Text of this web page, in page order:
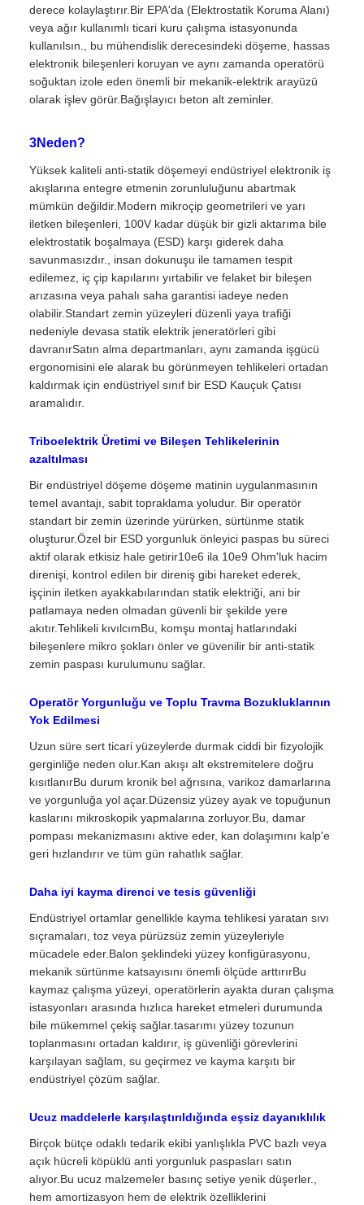
derece kolaylaştırır.Bir EPA'da (Elektrostatik Koruma Alanı)
veya ağır kullanımlı ticari kuru çalışma istasyonunda
kullanılsın., bu mühendislik derecesindeki döşeme, hassas
elektronik bileşenleri koruyan ve aynı zamanda operatörü
soğuktan izole eden önemli bir mekanik-elektrik arayüzü
olarak işlev görür.Bağışlayıcı beton alt zeminler.
3Neden?
Yüksek kaliteli anti-statik döşemeyi endüstriyel elektronik iş
akışlarına entegre etmenin zorunluluğunu abartmak
mümkün değildir.Modern mikroçip geometrileri ve yarı
iletken bileşenleri, 100V kadar düşük bir gizli aktarıma bile
elektrostatik boşalmaya (ESD) karşı giderek daha
savunmasızdır., insan dokunuşu ile tamamen tespit
edilemez, iç çip kapılarını yırtabilir ve felaket bir bileşen
arızasına veya pahalı saha garantisi iadeye neden
olabilir.Standart zemin yüzeyleri düzenli yaya trafiği
nedeniyle devasa statik elektrik jeneratörleri gibi
davranırSatın alma departmanları, aynı zamanda işgücü
ergonomisini ele alarak bu görünmeyen tehlikeleri ortadan
kaldırmak için endüstriyel sınıf bir ESD Kauçuk Çatısı
aramalıdır.
Triboelektrik Üretimi ve Bileşen Tehlikelerinin
azaltılması
Bir endüstriyel döşeme döşeme matinin uygulanmasının
temel avantajı, sabit topraklama yoludur. Bir operatör
standart bir zemin üzerinde yürürken, sürtünme statik
oluşturur.Özel bir ESD yorgunluk önleyici paspas bu süreci
aktif olarak etkisiz hale getirir10e6 ila 10e9 Ohm'luk hacim
direnişi, kontrol edilen bir direniş gibi hareket ederek,
işçinin iletken ayakkabılarından statik elektriği, ani bir
patlamaya neden olmadan güvenli bir şekilde yere
akıtır.Tehlikeli kıvılcımBu, komşu montaj hatlarındaki
bileşenlere mikro şokları önler ve güvenilir bir anti-statik
zemin paspası kurulumunu sağlar.
Operatör Yorgunluğu ve Toplu Travma Bozukluklarının
Yok Edilmesi
Uzun süre sert ticari yüzeylerde durmak ciddi bir fizyolojik
gerginliğe neden olur.Kan akışı alt ekstremitelere doğru
kısıtlanırBu durum kronik bel ağrısına, varikoz damarlarına
ve yorgunluğa yol açar.Düzensiz yüzey ayak ve topuğunun
kaslarını mikroskopik yapmalarına zorluyor.Bu, damar
pompası mekanizmasını aktive eder, kan dolaşımını kalp'e
geri hızlandırır ve tüm gün rahatlık sağlar.
Daha iyi kayma direnci ve tesis güvenliği
Endüstriyel ortamlar genellikle kayma tehlikesi yaratan sıvı
sıçramaları, toz veya pürüzsüz zemin yüzeyleriyle
mücadele eder.Balon şeklindeki yüzey konfigürasyonu,
mekanik sürtünme katsayısını önemli ölçüde arttırırBu
kaymaz çalışma yüzeyi, operatörlerin ayakta duran çalışma
istasyonları arasında hızlıca hareket etmeleri durumunda
bile mükemmel çekiş sağlar.tasarımı yüzey tozunun
toplanmasını ortadan kaldırır, iş güvenliği görevlerini
karşılayan sağlam, su geçirmez ve kayma karşıtı bir
endüstriyel çözüm sağlar.
Ucuz maddelerle karşılaştırıldığında eşsiz dayanıklılık
Birçok bütçe odaklı tedarik ekibi yanlışlıkla PVC bazlı veya
açık hücreli köpüklü anti yorgunluk paspasları satın
alıyor.Bu ucuz malzemeler basınç setiye yenik düşerler.,
hem amortizasyon hem de elektrik özelliklerini